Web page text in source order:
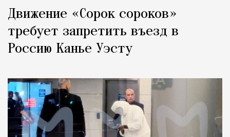
Движение «Сорок сороков»
требует запретить въезд в
Россию Канье Уэсту